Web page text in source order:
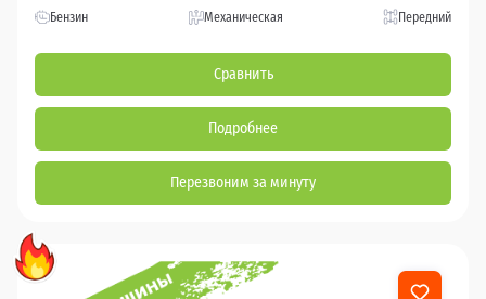
Бензин Механическая Передний
Сравнить
Подробнее
Перезвоним за минуту